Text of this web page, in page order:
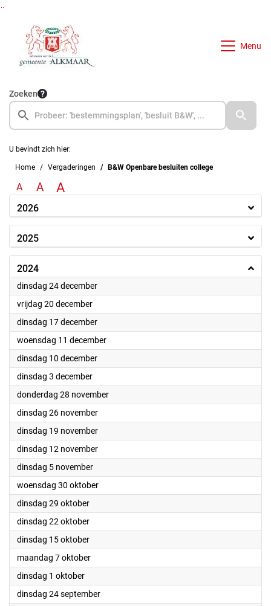
Menu
Zoeken
U bevindt zich hier:
Home Vergaderingen B&W Openbare besluiten college
A A A
2026
2025
2024
dinsdag 24 december2024
vrijdag 20 december2024
dinsdag 17 december2024
woensdag 11 december2024
dinsdag 10 december2024
dinsdag 3 december2024
donderdag 28 november2024
dinsdag 26 november2024
dinsdag 19 november2024
dinsdag 12 november2024
dinsdag 5 november2024
woensdag 30 oktober2024
dinsdag 29 oktober2024
dinsdag 22 oktober2024
dinsdag 15 oktober2024
maandag 7 oktober2024
dinsdag 1 oktober2024
dinsdag 24 september2024